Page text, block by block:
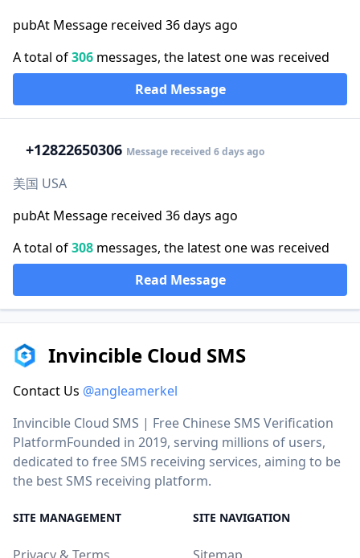
pubAt Message received 36 days ago
A total of306 messages, the latest one was received
Read Message
+12822650306 Message received 6 days ago
美国 USA
pubAt Message received 36 days ago
A total of308 messages, the latest one was received
Read Message
Invincible Cloud SMS
Contact Us @angleamerkel
Invincible Cloud SMS | Free Chinese SMS Verification
PlatformFounded in 2019, serving millions of users,
dedicated to free SMS receiving services, aiming to be
the best SMS receiving platform.
SITE MANAGEMENT SITE NAVIGATION